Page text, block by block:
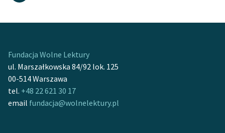
Fundacja Wolne Lektury
ul. Marszałkowska 84/92 lok. 125
00-514 Warszawa
tel. +48 22 621 30 17
email fundacja@wolnelektury.pl